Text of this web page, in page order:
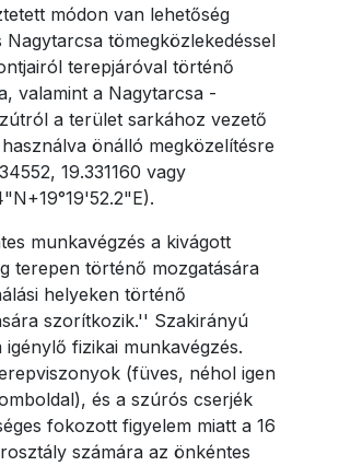
módon van lehetőség
Nagytarcsa tömegközlekedéssel
terepjáróval történő
valamint a Nagytarcsa -
a terület sarkához vezető
önálló megközelítésre
19.331160 vagy
munkavégzés a kivágott
terepen történő mozgatására
helyeken történő
szorítkozik.'' Szakirányú
igénylő fizikai munkavégzés.
(füves, néhol igen
és a szúrós cserjék
fokozott figyelem miatt a 16
számára az önkéntes